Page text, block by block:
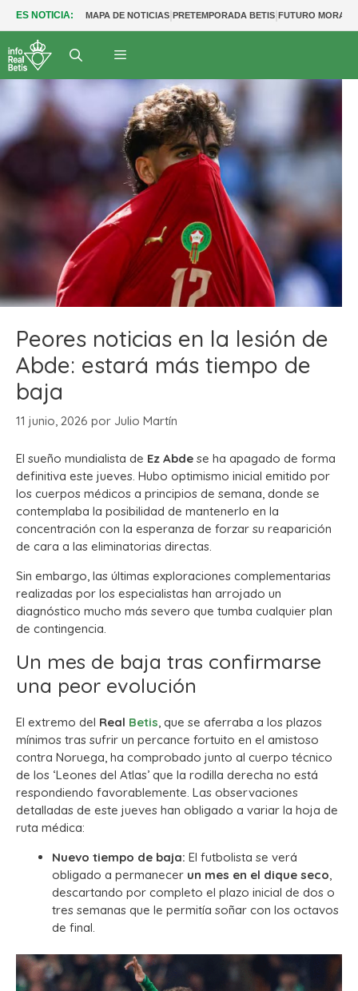
ES NOTICIA: MAPA DE NOTICIAS|PRETEMPORADA BETIS|FUTURO
Peores noticias en la lesión de
Abde: estará más tiempo de
baja
11 junio, 2026 por Julio Martín
El sueño mundialista de Ez Abde se ha apagado de forma
definitiva este jueves. Hubo optimismo inicial emitido por
los cuerpos médicos a principios de semana, donde se
contemplaba la posibilidad de mantenerlo en la
concentración con la esperanza de forzar su reaparición
de cara a las eliminatorias directas.
Sin embargo, las últimas exploraciones complementarias
realizadas por los especialistas han arrojado un
diagnóstico mucho más severo que tumba cualquier plan
de contingencia.
Un mes de baja tras confirmarse
una peor evolución
El extremo del Real Betis, que se aferraba a los plazos
mínimos tras sufrir un percance fortuito en el amistoso
contra Noruega, ha comprobado junto al cuerpo técnico
de los ‘Leones del Atlas’ que la rodilla derecha no está
respondiendo favorablemente. Las observaciones
detalladas de este jueves han obligado a variar la hoja de
ruta médica:
Nuevo tiempo de baja: El futbolista se verá
obligado a permanecer un mes en el dique seco,
descartando por completo el plazo inicial de dos o
tres semanas que le permitía soñar con los octavos
de final.